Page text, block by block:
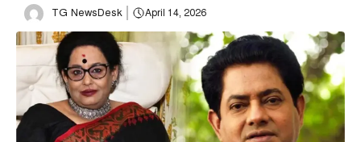
TG NewsDesk April 14, 2026